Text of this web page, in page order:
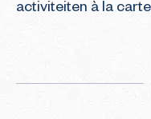
activiteiten à la